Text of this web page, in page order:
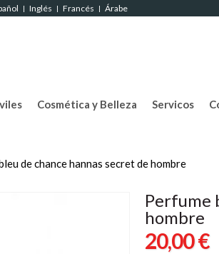
| Inglés | Francés | Árabe
Cosmética y Belleza Servicos
de chance hannas secret de hombre
Perfume
hombre
20,00 €